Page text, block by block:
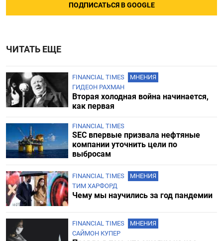
ПОДПИСАТЬСЯ В GOOGLE
ЧИТАТЬ ЕЩЕ
FINANCIAL TIMES
МНЕНИЯ
ГИДЕОН РАХМАН
Вторая холодная война начинается,
как первая
FINANCIAL TIMES
SEC впервые призвала нефтяные
компании уточнить цели по
выбросам
FINANCIAL TIMES
МНЕНИЯ
ТИМ ХАРФОРД
Чему мы научились за год пандемии
FINANCIAL TIMES
МНЕНИЯ
САЙМОН КУПЕР